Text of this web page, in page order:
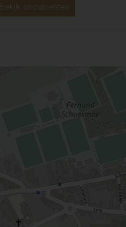
Bekijk documenten